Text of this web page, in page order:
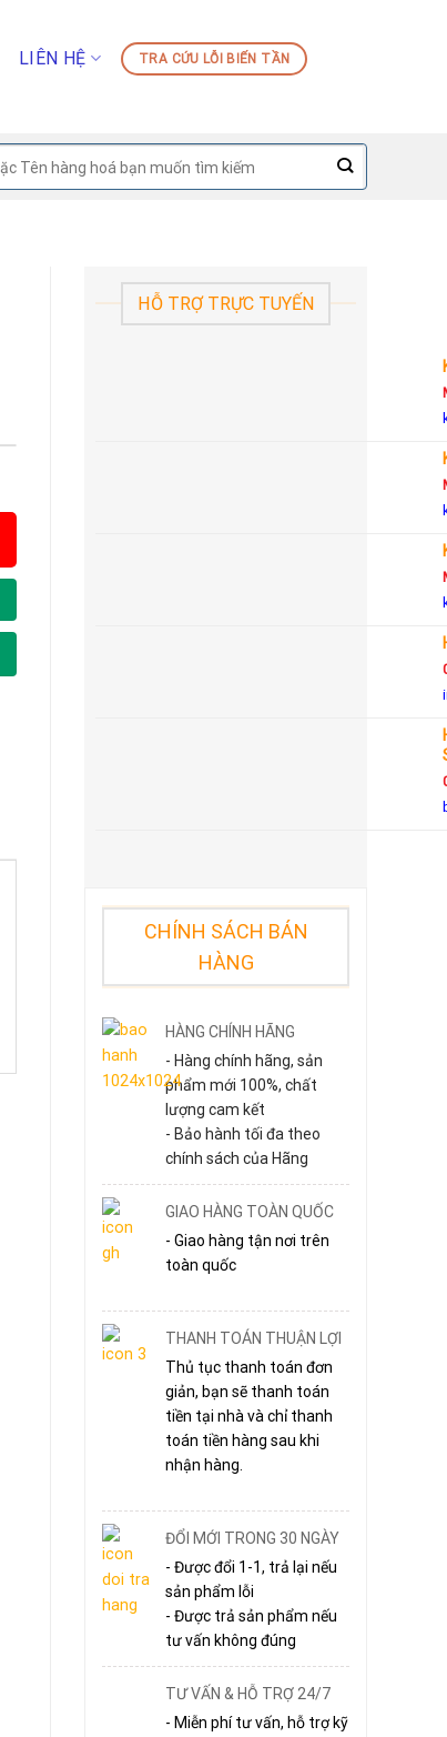
LIÊN HỆ TRA CỨU LỖI BIẾN TẦN
HỖ TRỢ TRỰC TUYẾN
CHÍNH SÁCH BÁN
HÀNG
HÀNG CHÍNH HÃNG
- Hàng chính hãng, sản
phẩm mới 100%, chất
lượng cam kết
- Bảo hành tối đa theo
chính sách của Hãng
GIAO HÀNG TOÀN QUỐC
- Giao hàng tận nơi trên
toàn quốc
THANH TOÁN THUẬN LỢI
Thủ tục thanh toán đơn
giản, bạn sẽ thanh toán
tiền tại nhà và chỉ thanh
toán tiền hàng sau khi
nhận hàng.
ĐỔI MỚI TRONG 30 NGÀY
- Được đổi 1-1, trả lại nếu
sản phẩm lỗi
- Được trả sản phẩm nếu
tư vấn không đúng
TƯ VẤN & HỖ TRỢ 24/7
- Miễn phí tư vấn, hỗ trợ kỹ